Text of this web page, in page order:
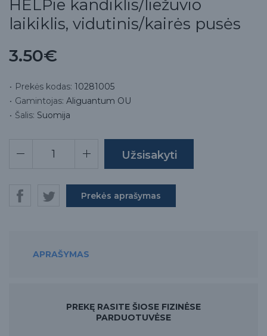
HELPie kandiklis/liežuvio
laikiklis, vidutinis/kairės pusės
3.50€
Prekės kodas: 10281005
Gamintojas: Aliguantum OU
Šalis: Suomija
Prekės aprašymas
APRAŠYMAS
PREKĘ RASITE ŠIOSE FIZINĖSE
PARDUOTUVĖSE